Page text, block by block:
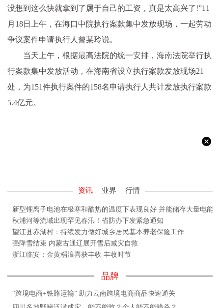
没想到这么快就拿到了属于自己的工资，真是太高兴了!”11
月18日上午，在海口中院执行案款集中发放现场，一起劳动
争议案件申请执行人曾某玲说。
当天上午，根据最高法院的统一安排，海南法院举行执
行案款集中发放活动，在海南省设立执行案款发放现场21
处，为151件执行案件的158名申请执行人共计发放执行案款
5.4亿元。
资讯 业界 行情
新型锂离子电池在极寒和酷热的温度下表现良好 并能储存大量电能
秋浦河等流域出现罕见春汛！省防办下发紧急通知
望江县赤湖村：持续发力做好城乡居民基本养老保险工作
强降雪结束 内蒙古通辽展开雪后减灾自救
浙江临安：金黄稻浪喜获丰收 丰收时节
品牌
“跨境电商+铁路运输” 助力云南跨境电商商品快速通关